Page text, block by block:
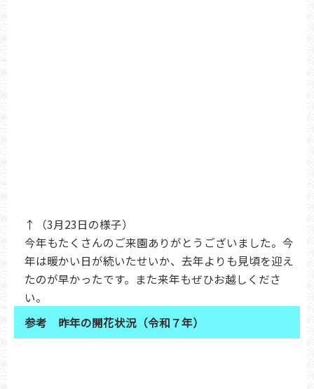
↑（3月23日の様子）
今年もたくさんのご来園ありがとうございました。今
年は暖かい日が続いたせいか、去年よりも見頃を迎え
たのが早かったです。また来年もぜひお越しくださ
い。
参考 昨年の開花状況（令和７年）